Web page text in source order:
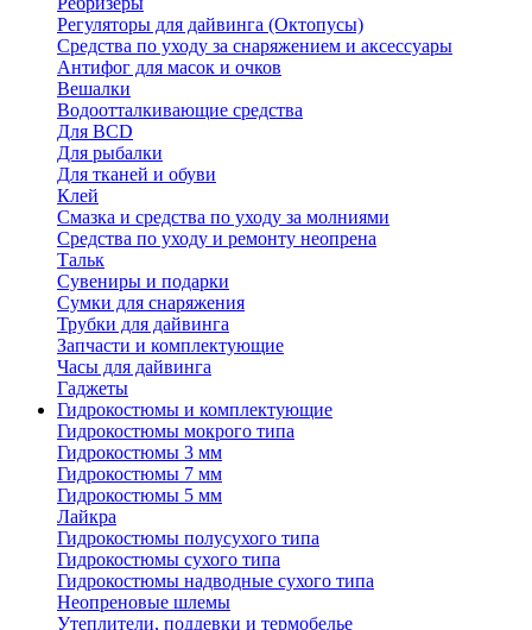
Регуляторы для дайвинга (Октопусы)
Средства по уходу за снаряжением и аксессуары
Антифог для масок и очков
Вешалки
Водоотталкивающие средства
Для BCD
Для рыбалки
Для тканей и обуви
Клей
Смазка и средства по уходу за молниями
Средства по уходу и ремонту неопрена
Тальк
Сувениры и подарки
Сумки для снаряжения
Трубки для дайвинга
Запчасти и комплектующие
Часы для дайвинга
Гаджеты
Гидрокостюмы и комплектующие
Гидрокостюмы мокрого типа
Гидрокостюмы 3 мм
Гидрокостюмы 7 мм
Гидрокостюмы 5 мм
Лайкра
Гидрокостюмы полусухого типа
Гидрокостюмы сухого типа
Гидрокостюмы надводные сухого типа
Неопреновые шлемы
Утеплители, поддевки и термобелье